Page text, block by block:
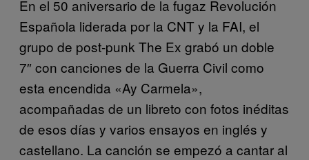
En el 50 aniversario de la fugaz Revolución
Española liderada por la CNT y la FAI, el
grupo de post-punk The Ex grabó un doble
7″ con canciones de la Guerra Civil como
esta encendida «Ay Carmela»,
acompañadas de un libreto con fotos inéditas
de esos días y varios ensayos en inglés y
castellano. La canción se empezó a cantar al